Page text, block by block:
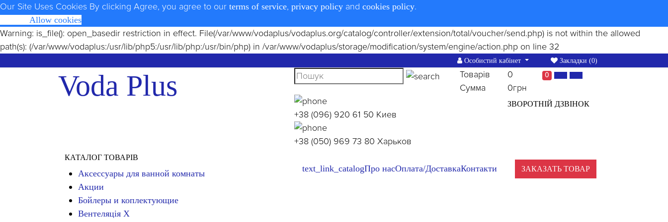
Our Site Uses Cookies By clicking Agree, you agree to our terms of service, privacy policy and cookies policy.
Allow cookies
Warning: is_file(): open_basedir restriction in effect. File(/var/www/vodaplus/vodaplus.org/catalog/controller/extension/total/voucher/send.php) is not within the allowed
path(s): (/var/www/vodaplus:/usr/lib/php5:/usr/lib/php:/usr/bin/php) in /var/www/vodaplus/storage/modification/system/engine/action.php on line 32
Особистий кабінет Закладки (0)
Voda Plus Товарів
0
Сумма
0грн
0
+38 (096) 920 61 50 Киев
+38 (050) 969 73 80 Харьков
ЗВОРОТНІЙ ДЗВІНОК
КАТАЛОГ ТОВАРІВ
Аксессуары для ванной комнаты
Акции
Бойлеры и коплектующие
Вентеляція Х
text_link_catalogПро насОплата/ДоставкаКонтакти ЗАКАЗАТЬ ТОВАР